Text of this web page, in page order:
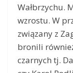
Wałbrzychu.
wzrostu. W
związany z
bronili
czarnych tj.